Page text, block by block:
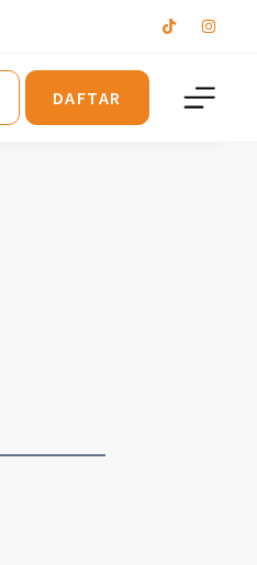
DAFTAR